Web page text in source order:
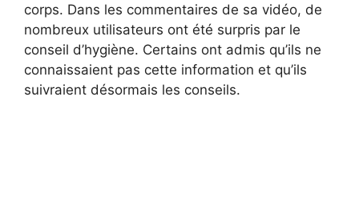
corps. Dans les commentaires de sa vidéo, de
nombreux utilisateurs ont été surpris par le
conseil d’hygiène. Certains ont admis qu’ils ne
connaissaient pas cette information et qu’ils
suivraient désormais les conseils.